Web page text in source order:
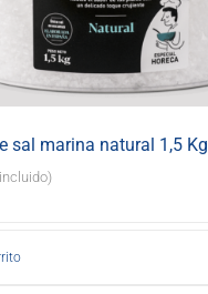
sal marina natural 1,5 Kg